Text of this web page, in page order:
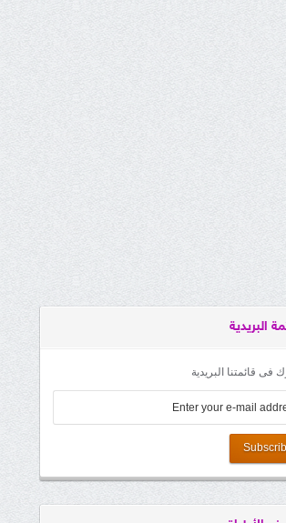
البريدية
فى قائمتنا البريدية